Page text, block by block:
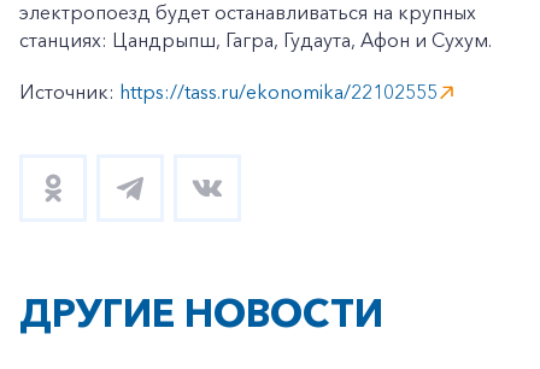
электропоезд будет останавливаться на крупных
станциях: Цандрыпш, Гагра, Гудаута, Афон и Сухум.
Источник: https://tass.ru/ekonomika/22102555
ДРУГИЕ НОВОСТИ